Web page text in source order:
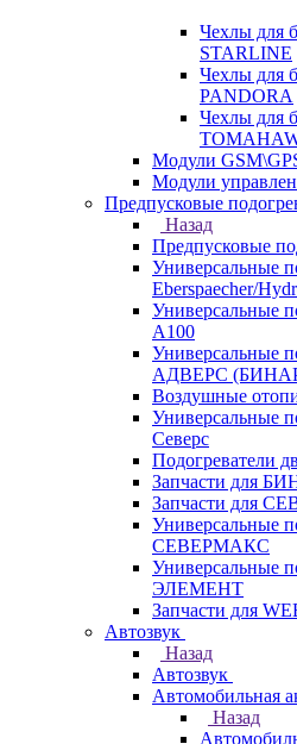
Чехлы для
STARLINE
Чехлы для
PANDORA
Чехлы для
Модули
Модули
Предпусковые
Назад
Предпусковые
Универсальные
Eberspaecher/
Универсальные
A100
Универсальные
АДВЕРС
Воздушные
Универсальные
Северс
Подогреватели
Запчасти для
Запчасти для
Универсальные
СЕВЕРМАКС
Универсальные
ЭЛЕМЕНТ
Запчасти для
Автозвук
Назад
Автозвук
Автомобильная
Назад